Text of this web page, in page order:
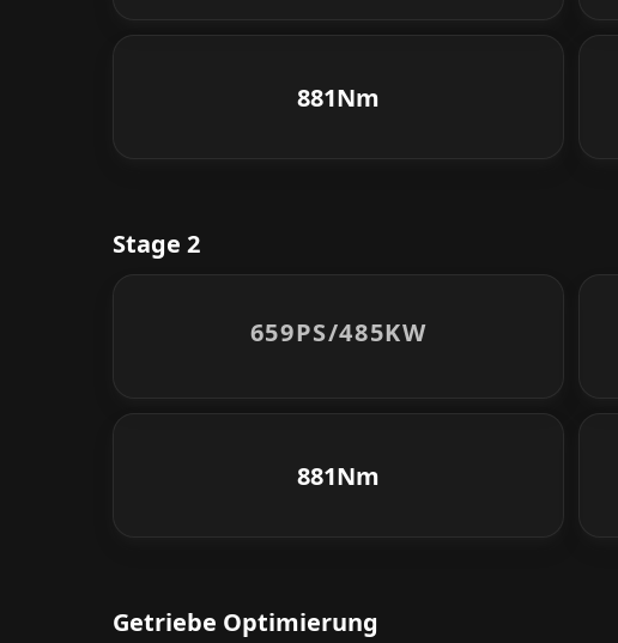
881Nm
Stage 2
659PS/485KW
881Nm
Getriebe Optimierung